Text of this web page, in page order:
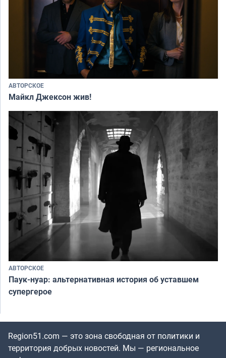
АВТОРСКОЕ
Майкл Джексон жив!
АВТОРСКОЕ
Паук-нуар: альтернативная история об уставшем
супергерое
Region51.com — это зона свободная от политики и
территория добрых новостей. Мы — региональное